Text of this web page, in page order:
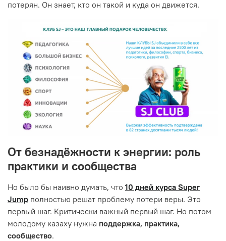
потерян. Он знает, кто он такой и куда он движется.
От безнадёжности к энергии: роль
практики и сообщества
Но было бы наивно думать, что 10 дней курса Super
Jump полностью решат проблему потери веры. Это
первый шаг. Критически важный первый шаг. Но потом
молодому казаху нужна поддержка, практика,
сообщество.